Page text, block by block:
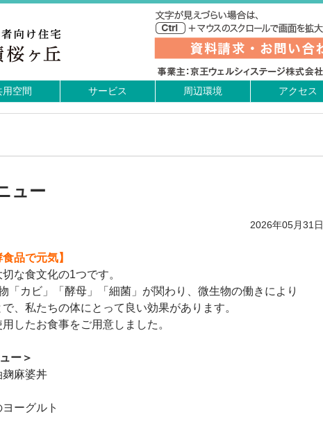
用空間 サービス 周辺環境 アクセス
ュー
2026年05月31日
食品で元気】
な食文化の1つです。
「カビ」「酵母」「細菌」が関わり、微生物の働きにより
、私たちの体にとって良い効果があります。
したお食事をご用意しました。
ー＞
麹麻婆丼
ーグルト